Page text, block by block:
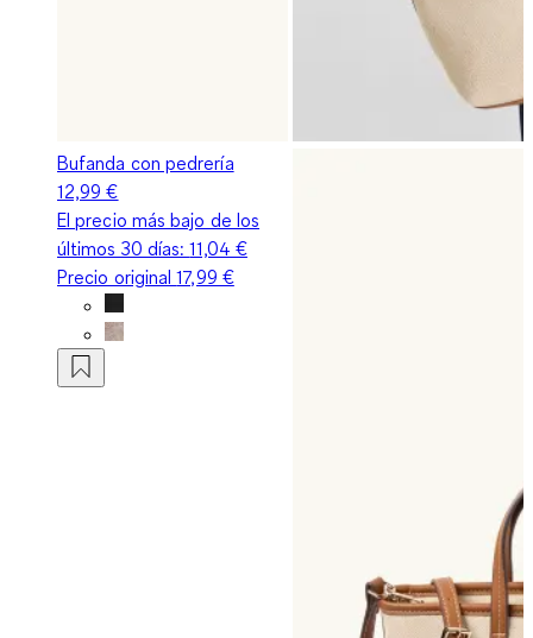
Bufanda con pedrería
12,99 €
El precio más bajo de los
últimos 30 días:11,04 €
Precio original17,99 €